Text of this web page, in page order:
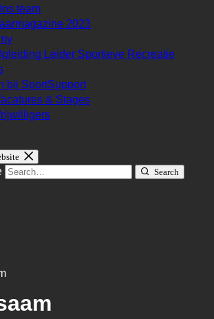
team
2023
Leider Sportieve Recreatie
bij SportSupport
& Stages
Search